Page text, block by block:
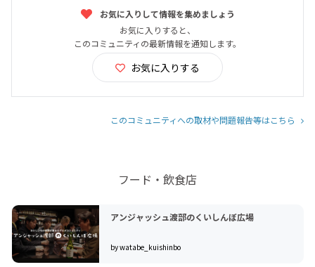
お気に入りして情報を集めましょう
お気に入りすると、
このコミュニティの最新情報を通知します。
お気に入りする
このコミュニティへの取材や問題報告等はこちら
フード・飲食店
アンジャッシュ渡部のくいしんぼ広場
by watabe_kuishinbo